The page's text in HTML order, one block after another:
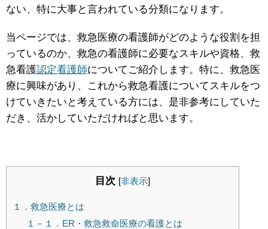
ない、特に大事と言われている分類になります。
当ページでは、救急医療の看護師がどのような役割を担
っているのか、救急の看護師に必要なスキルや資格、救
急看護認定看護師についてご紹介します。特に、救急医
療に興味があり、これから救急看護についてスキルをつ
けていきたいと考えている方には、是非参考にしていた
だき、活かしていただければと思います。
目次 [非表示]
１．救急医療とは
１－１．ER・救急救命医療の看護とは